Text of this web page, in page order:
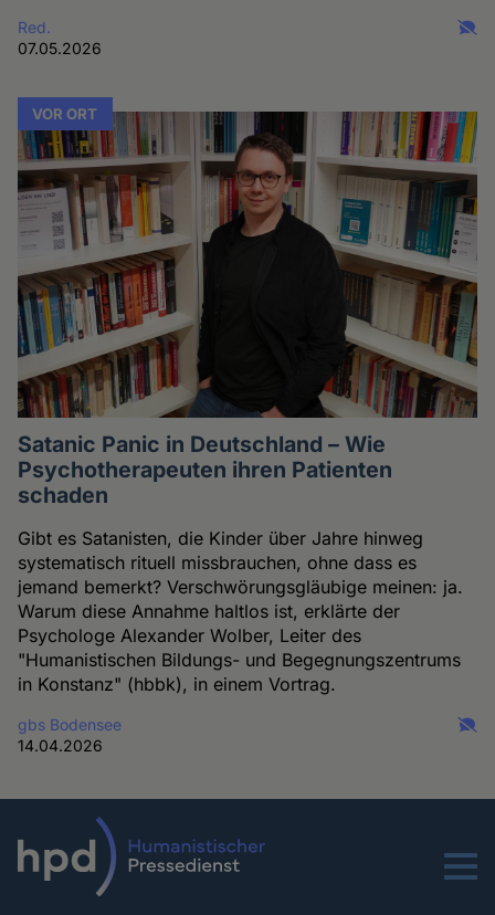
Red.
07.05.2026
VOR ORT
Satanic Panic in Deutschland – Wie
Psychotherapeuten ihren Patienten
schaden
Gibt es Satanisten, die Kinder über Jahre hinweg
systematisch rituell missbrauchen, ohne dass es
jemand bemerkt? Verschwörungsgläubige meinen: ja.
Warum diese Annahme haltlos ist, erklärte der
Psychologe Alexander Wolber, Leiter des
"Humanistischen Bildungs- und Begegnungszentrums
in Konstanz" (hbbk), in einem Vortrag.
gbs Bodensee
14.04.2026
Menu